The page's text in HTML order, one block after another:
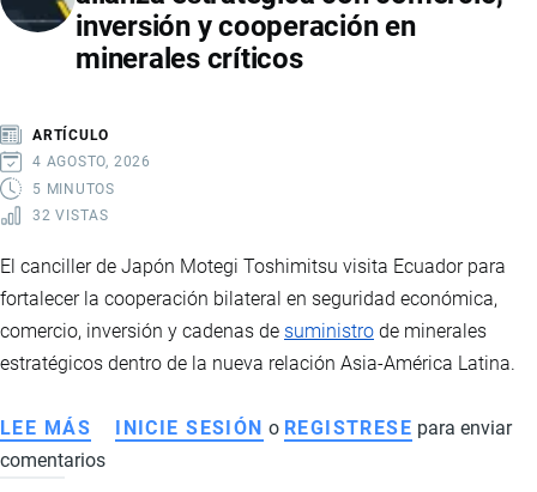
ARANCELES
Y
inversión y cooperación en
minerales críticos
ARTÍCULO
4 AGOSTO, 2026
5 MINUTOS
32 VISTAS
El canciller de Japón Motegi Toshimitsu visita Ecuador para
fortalecer la cooperación bilateral en seguridad económica,
comercio, inversión y cadenas de suministro de minerales
estratégicos dentro de la nueva relación Asia-América Latina.
LEE MÁS SOBRE
CANCILLER
INICIE SESIÓN o REGISTRESE para enviar
comentarios